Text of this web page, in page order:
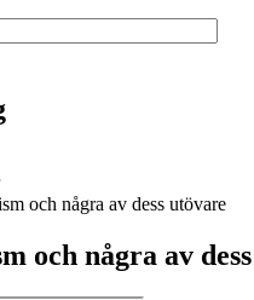
och några av dess utövare
och några av